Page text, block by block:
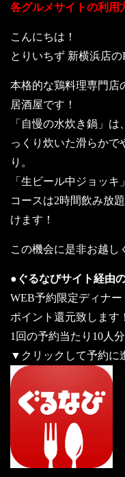
各グルメサイトの利用
こんにちは！
とりいちず 新横浜店の
本格的な鶏料理専門店
居酒屋です！
「自慢の水炊き鍋」
っくり炊いた滑らかで
り。
「生ビール中ジョッ
コースは2時間飲み放
けます！
この機会に是非お越し
●ぐるなびサイト経由
WEB予約限定ディナー
ポイント還元致します！
1回の予約当たり10人
▼クリックして予約に